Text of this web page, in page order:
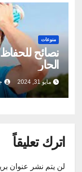
منوعات
نصائح
الحار
مايو 31, 2024
اترك تعليقاً
لن يتم نشر عنوان